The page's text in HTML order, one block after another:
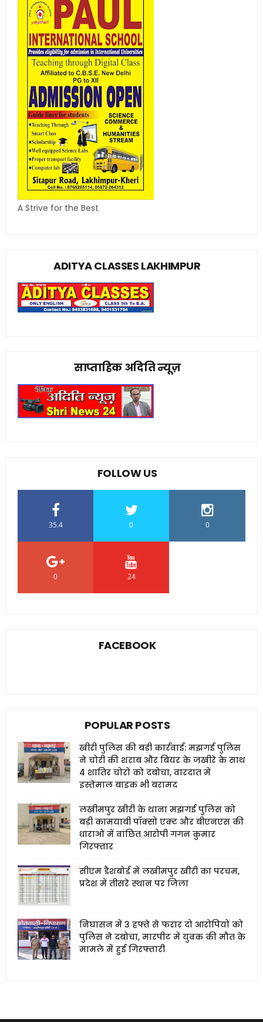
A Strive for the Best
ADITYA CLASSES LAKHIMPUR
साप्ताहिक अदिति न्यूज़
FOLLOW US
35.4 0 0
0 24
FACEBOOK
POPULAR POSTS
खीरी पुलिस की बड़ी कार्रवाई: मझगई पुलिस
ने चोरी की शराब और बियर के जखीरे के साथ
4 शातिर चोरों को दबोचा, वारदात में
इस्तेमाल बाइक भी बरामद
लखीमपुर खीरी के थाना मझगई पुलिस को
बड़ी कामयाबी पॉक्सो एक्ट और बीएनएस की
धाराओं में वांछित आरोपी गगन कुमार
गिरफ्तार
सीएम डैशबोर्ड में लखीमपुर खीरी का परचम,
प्रदेश में तीसरे स्थान पर जिला
निघासन में 3 हफ्ते से फरार दो आरोपियों को
पुलिस ने दबोचा, मारपीट में युवक की मौत के
मामले में हुई गिरफ्तारी